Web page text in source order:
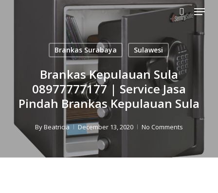
search
Menu
Brankas Surabaya Sulawesi
Brankas Kepulauan Sula
08977777177 | Service Jasa
Pindah Brankas Kepulauan Sula
ByBeatricia December 13, 2020 No Comments